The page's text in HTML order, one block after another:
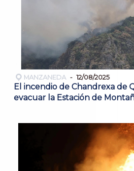
MANZANEDA 12/08/2025
El incendio de Chandrexa de
evacuar la Estación de